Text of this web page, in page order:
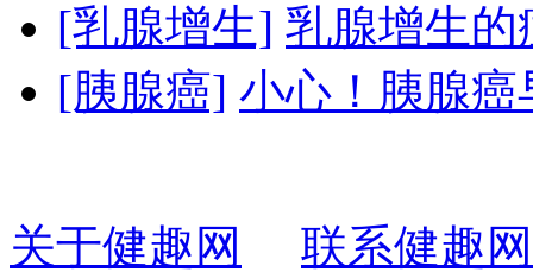
[乳腺增生] 乳腺增生的
[胰腺癌] 小心！胰腺
关于健趣网
联系健趣网